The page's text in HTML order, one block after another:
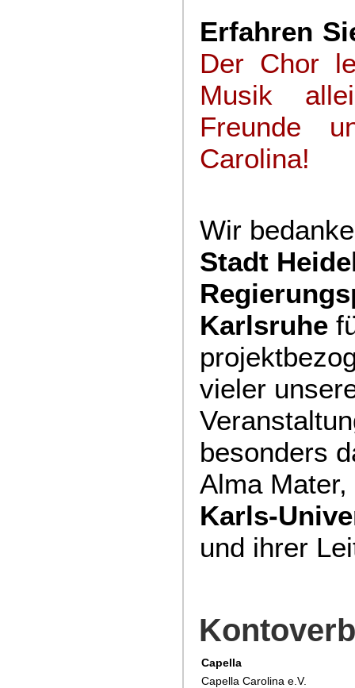
Erfahren
Der Chor
Musik
Freunde
Carolina!
Wir
Stadt
Karlsruhe
vieler
besonders
Alma
Karls-
und ihrer
Capella
Capella Carolina e.V.